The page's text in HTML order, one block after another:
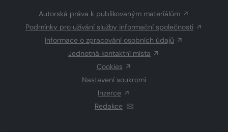
Autorská práva k publikovaným materiálům
Podmínky pro užívání služby informační společnosti
Informace o zpracování osobních údajů
Jednotná kontaktní místa
Cookies
Nastavení soukromí
Inzerce
Redakce